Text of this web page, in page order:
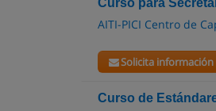
Curso para
AITI-PICI Centro de
Solicita información
Curso de